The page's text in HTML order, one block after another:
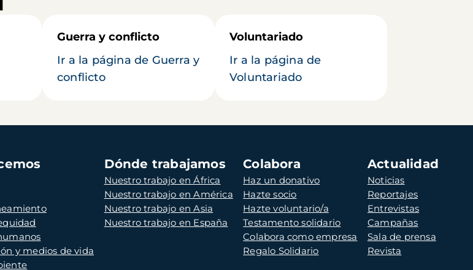
Guerra y conflicto
Ir a la página de Guerra y
conflicto
Voluntariado
Ir a la página de
Voluntariado
y medios de vida
Dónde trabajamos
Nuestro trabajo en África
Nuestro trabajo en América
Nuestro trabajo en Asia
Nuestro trabajo en España
Colabora
Haz un donativo
Hazte socio
Hazte voluntario/a
Testamento solidario
Colabora como empresa
Regalo Solidario
Actualidad
Noticias
Reportajes
Entrevistas
Campañas
Sala de prensa
Revista